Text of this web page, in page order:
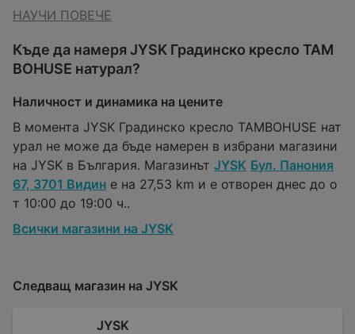
НАУЧИ ПОВЕЧЕ
Къде да намеря JYSK Градинско кресло TAM
BOHUSE натурал?
Наличност и динамика на цените
В момента JYSK Градинско кресло TAMBOHUSE нат
урал не може да бъде намерен в избрани магазини
на JYSK в България. Магазинът JYSK Бул. Панония
67, 3701 Видин е на 27,53 km и е отворен днес до о
т 10:00 до 19:00 ч..
Всички магазини на JYSK
Следващ магазин на JYSK
JYSK